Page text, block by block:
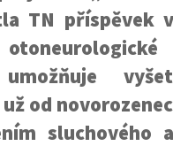
TN příspěvek
od
sluchového